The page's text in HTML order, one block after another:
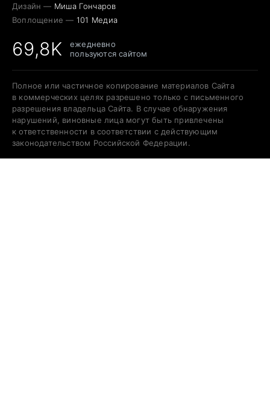
Дизайн — Миша Гончаров
Воплощение — 101 Медиа
69,8K
ежедневно
пользуются сайтом
Полное или частичное копирование материалов Сайта
в коммерческих целях разрешено только с письменного
разрешения владельца Сайта. В случае обнаружения
нарушений, виновные лица могут быть привлечены
к ответственности в соответствии с действующим
законодательством Российской Федерации.